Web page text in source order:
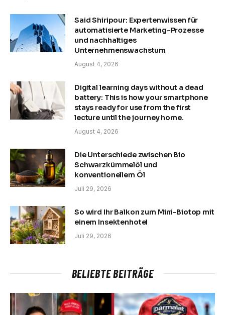
Said Shiripour: Expertenwissen für
automatisierte Marketing-Prozesse
und nachhaltiges
Unternehmenswachstum
August 4, 2026
Digital learning days without a dead
battery: This is how your smartphone
stays ready for use from the first
lecture until the journey home.
August 4, 2026
Die Unterschiede zwischen Bio
Schwarzkümmelöl und
konventionellem Öl
Juli 29, 2026
So wird Ihr Balkon zum Mini-Biotop mit
einem Insektenhotel
Juli 29, 2026
BELIEBTE BEITRÄGE